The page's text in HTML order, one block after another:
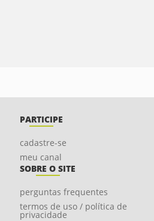
PARTICIPE
cadastre-se
meu canal
SOBRE O SITE
perguntas frequentes
termos de uso / política de
privacidade